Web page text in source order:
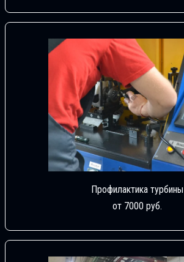
Профилактика турбины
от 7000 руб.